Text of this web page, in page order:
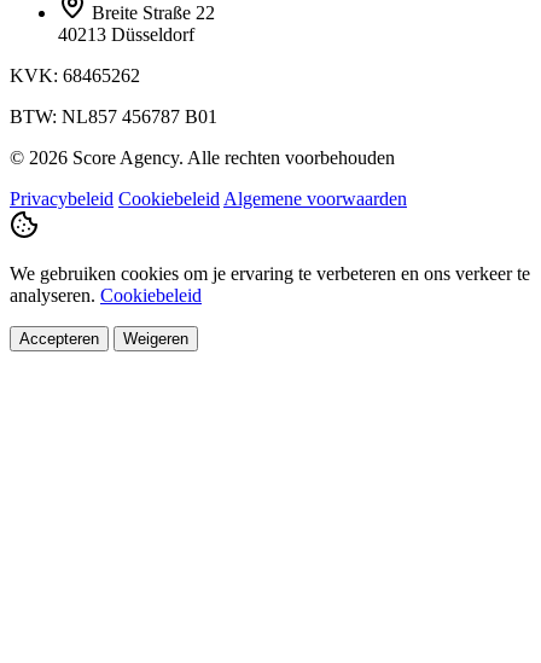
Breite Straße 22
40213 Düsseldorf
KVK: 68465262
BTW: NL857 456787 B01
© 2026 Score Agency. Alle rechten voorbehouden
Privacybeleid Cookiebeleid Algemene voorwaarden
We gebruiken cookies om je ervaring te verbeteren en ons verkeer te
analyseren. Cookiebeleid
Accepteren Weigeren